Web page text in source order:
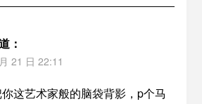
：
21 日 22:11
这艺术家般的脑袋背影，p个马